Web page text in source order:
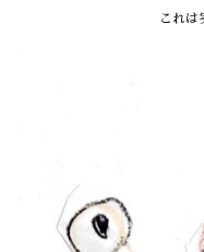
これは